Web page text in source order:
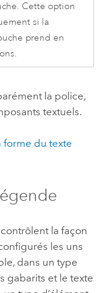
Cette option
si la
prend en
la police,
textuels.
forme du texte
la façon
les uns
dans un type
gabarits et le texte